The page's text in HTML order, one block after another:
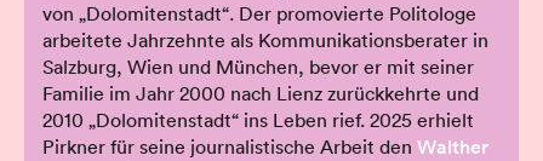
von „Dolomitenstadt“. Der promovierte Politologe
arbeitete Jahrzehnte als Kommunikationsberater in
Salzburg, Wien und München, bevor er mit seiner
Familie im Jahr 2000 nach Lienz zurückkehrte und
2010 „Dolomitenstadt“ ins Leben rief. 2025 erhielt
Pirkner für seine journalistische Arbeit den Walther